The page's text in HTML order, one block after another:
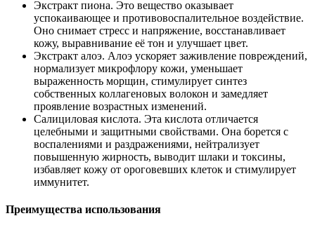
Экстракт пиона. Это вещество оказывает
успокаивающее и противовоспалительное воздействие.
Оно снимает стресс и напряжение, восстанавливает
кожу, выравнивание её тон и улучшает цвет.
Экстракт алоэ. Алоэ ускоряет заживление повреждений,
нормализует микрофлору кожи, уменьшает
выраженность морщин, стимулирует синтез
собственных коллагеновых волокон и замедляет
проявление возрастных изменений.
Салициловая кислота. Эта кислота отличается
целебными и защитными свойствами. Она борется с
воспалениями и раздражениями, нейтрализует
повышенную жирность, выводит шлаки и токсины,
избавляет кожу от ороговевших клеток и стимулирует
иммунитет.
Преимущества использования